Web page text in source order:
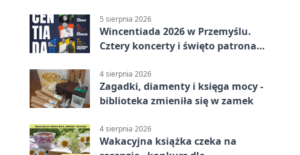
5 sierpnia 2026
Wincentiada 2026 w Przemyślu.
Cztery koncerty i święto patrona
4 sierpnia 2026
Zagadki, diamenty i księga mocy -
biblioteka zmieniła się w zamek
4 sierpnia 2026
Wakacyjna książka czeka na